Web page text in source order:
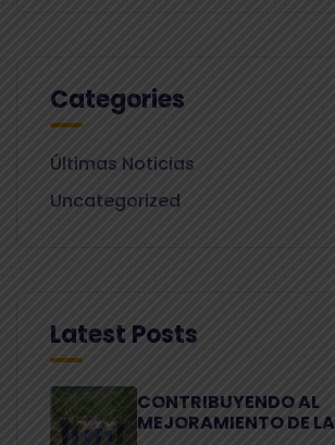
Categories
Últimas Noticias
Uncategorized
Latest Posts
CONTRIBUYENDO AL
MEJORAMIENTO DE LA